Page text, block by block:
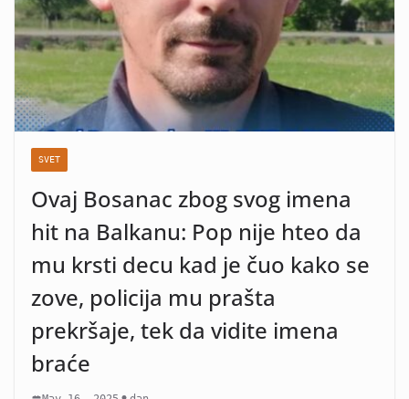
SVET
Ovaj Bosanac zbog svog imena
hit na Balkanu: Pop nije hteo da
mu krsti decu kad je čuo kako se
zove, policija mu prašta
prekršaje, tek da vidite imena
braće